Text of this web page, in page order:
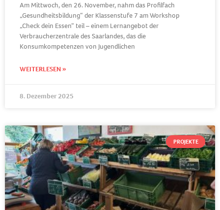
Am Mittwoch, den 26. November, nahm das Profilfach
„Gesundheitsbildung“ der Klassenstufe 7 am Workshop
„Check dein Essen“ teil – einem Lernangebot der
Verbraucherzentrale des Saarlandes, das die
Konsumkompetenzen von Jugendlichen
WEITERLESEN »
8. Dezember 2025
PROJEKTE